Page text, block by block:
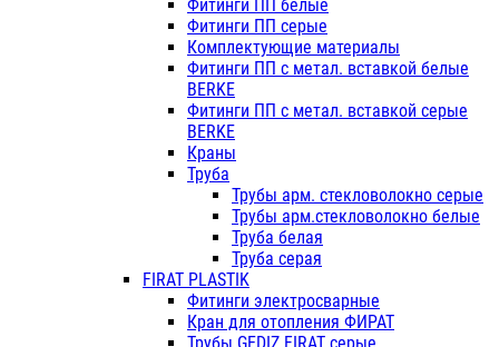
Фитинги ПП белые
Фитинги ПП серые
Комплектующие материалы
Фитинги ПП с метал. вставкой белые
BERKE
Фитинги ПП с метал. вставкой серые
BERKE
Краны
Труба
Трубы арм. стекловолокно серые
Трубы арм.стекловолокно белые
Труба белая
Труба серая
FIRAT PLASTIK
Фитинги электросварные
Кран для отопления ФИРАТ